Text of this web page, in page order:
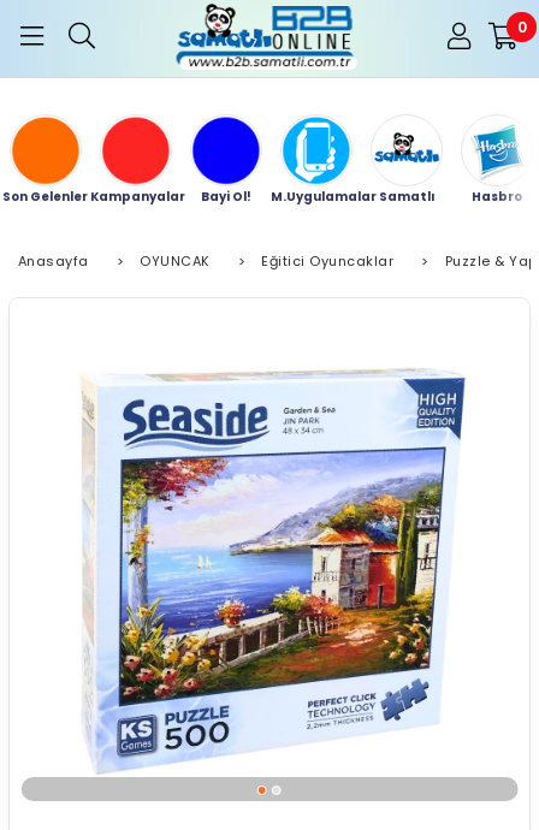
0
Son Gelenler Kampanyalar Bayi Ol! M.Uygulamalar Samatlı Hasbro
Anasayfa > OYUNCAK > Eğitici Oyuncaklar > Puzzle &